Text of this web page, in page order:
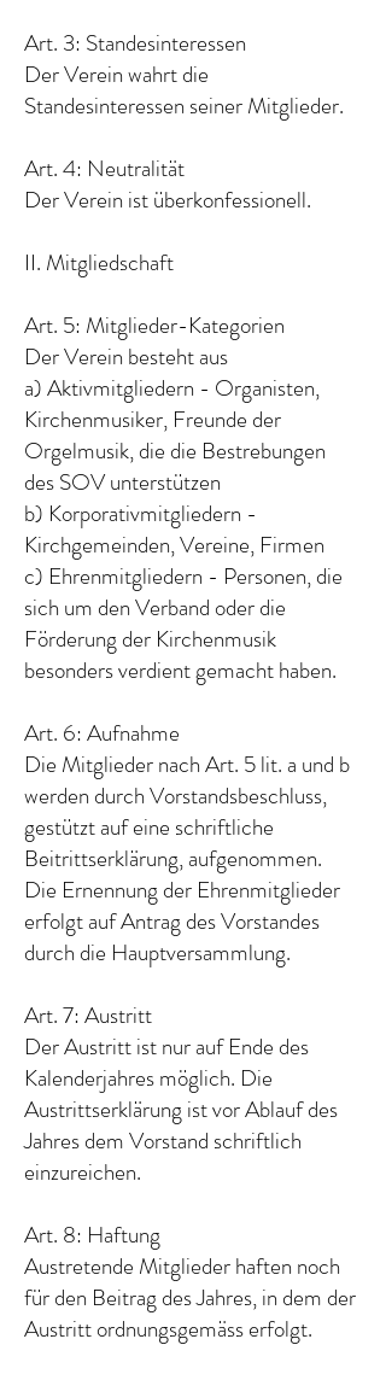
Art. 3: Standesinteressen
Der Verein wahrt die
Standesinteressen seiner Mitglieder.
Art. 4: Neutralität
Der Verein ist überkonfessionell.
II. Mitgliedschaft
Art. 5: Mitglieder-Kategorien
Der Verein besteht aus
a) Aktivmitgliedern - Organisten,
Kirchenmusiker, Freunde der
Orgelmusik, die die Bestrebungen
des SOV unterstützen
b) Korporativmitgliedern -
Kirchgemeinden, Vereine, Firmen
c) Ehrenmitgliedern - Personen, die
sich um den Verband oder die
Förderung der Kirchenmusik
besonders verdient gemacht haben.
Art. 6: Aufnahme
Die Mitglieder nach Art. 5 lit. a und b
werden durch Vorstandsbeschluss,
gestützt auf eine schriftliche
Beitrittserklärung, aufgenommen.
Die Ernennung der Ehrenmitglieder
erfolgt auf Antrag des Vorstandes
durch die Hauptversammlung.
Art. 7: Austritt
Der Austritt ist nur auf Ende des
Kalenderjahres möglich. Die
Austrittserklärung ist vor Ablauf des
Jahres dem Vorstand schriftlich
einzureichen.
Art. 8: Haftung
Austretende Mitglieder haften noch
für den Beitrag des Jahres, in dem der
Austritt ordnungsgemäss erfolgt.